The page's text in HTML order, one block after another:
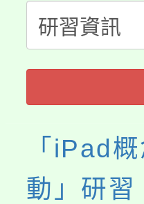
《
程，歡
心理、
縣市「
門員」
桃園市
要點
「桃園
展演活
「iPad
動」研習